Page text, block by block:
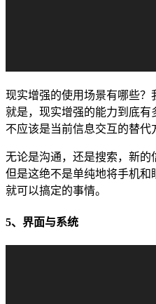
现实增强的使用场景有哪些
就是，现实增强的能力到底
不应该是当前信息交互的替代
无论是沟通，还是搜索，新的
但是这绝不是单纯地将手机
就可以搞定的事情。
5、界面与系统